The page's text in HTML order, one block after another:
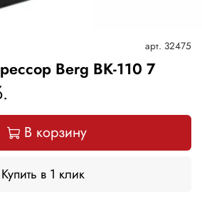
арт. 32475
Berg ВК-110 7
В корзину
Купить в 1 клик